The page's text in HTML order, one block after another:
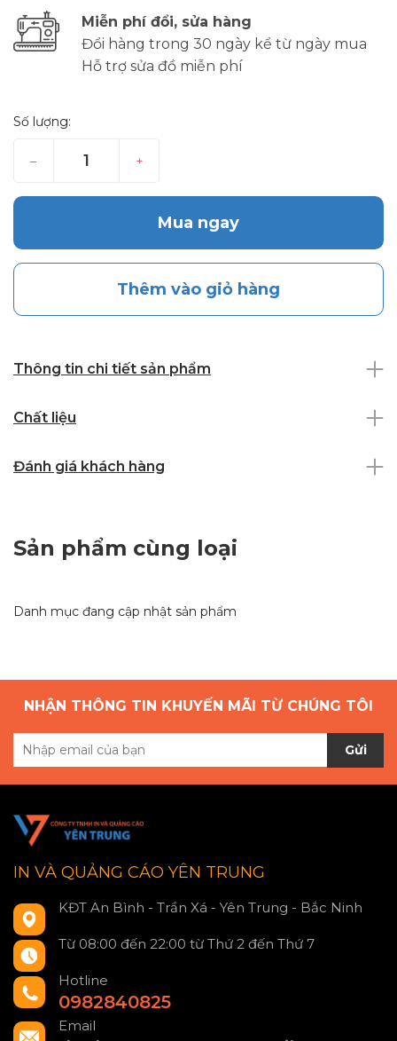
Miễn phí đổi, sửa hàng
Đổi hàng trong 30 ngày kể từ ngày mua
Hỗ trợ sửa đồ miễn phí
Số lượng:
– +
Mua ngay
Thêm vào giỏ hàng
Thông tin chi tiết sản phẩm
Chất liệu
Đánh giá khách hàng
Sản phẩm cùng loại
Danh mục đang cập nhật sản phẩm
NHẬN THÔNG TIN KHUYẾN MÃI TỪ CHÚNG TÔI
Gửi
IN VÀ QUẢNG CÁO YÊN TRUNG
KĐT An Bình - Trần Xá - Yên Trung - Bắc Ninh
Từ 08:00 đến 22:00 từ Thứ 2 đến Thứ 7
Hotline
0982840825
Email